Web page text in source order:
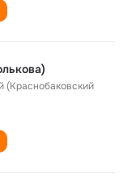
(Краснобаковский